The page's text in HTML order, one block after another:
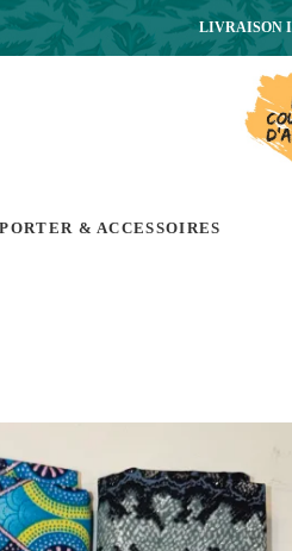
LIVRAISON
& ACCESSOIRES